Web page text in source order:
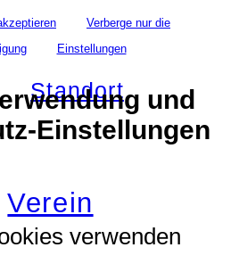
Standort
Verein
Verberge nur die
Einstellungen
und
Einstellungen
verwenden